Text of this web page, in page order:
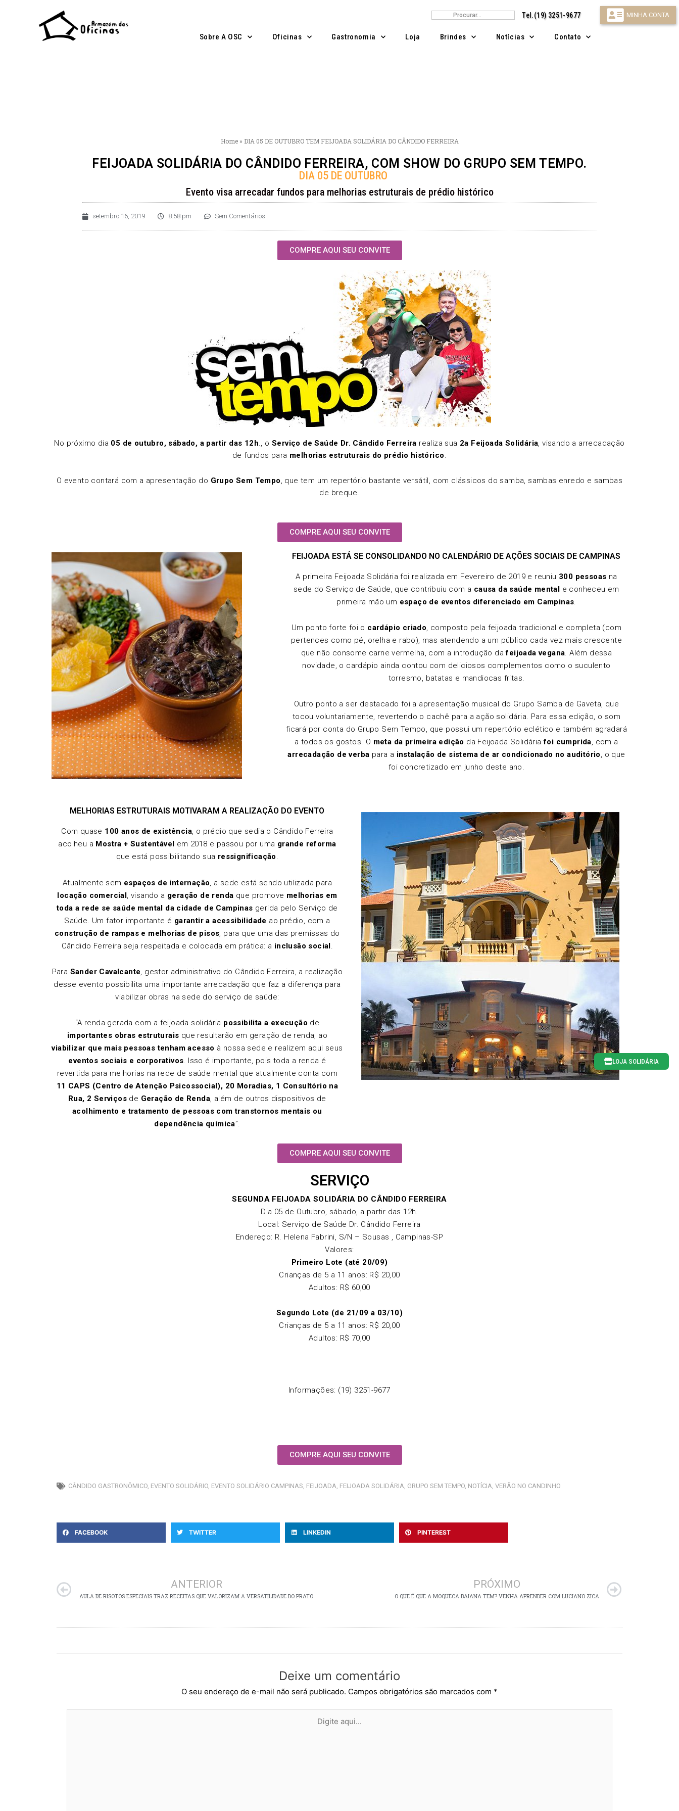
Pesquisar Tel.(19) 3251-9677 MINHA CONTA
Sobre A OSC Oficinas Gastronomia Loja Brindes Notícias Contato
Home» DIA 05 DE OUTUBRO TEM FEIJOADA SOLIDÁRIA DO CÂNDIDO FERREIRA
FEIJOADA SOLIDÁRIA DO CÂNDIDO FERREIRA, COM SHOW DO GRUPO SEM TEMPO.
DIA 05 DE OUTUBRO
Evento visa arrecadar fundos para melhorias estruturais de prédio histórico
setembro 16, 2019 8:58 pm Sem Comentários
COMPRE AQUI SEU CONVITE
No próximo dia 05 de outubro, sábado, a partir das 12h., o Serviço de Saúde Dr. Cândido Ferreira realiza sua 2a Feijoada Solidária, visando a arrecadação
de fundos para melhorias estruturais do prédio histórico.
O evento contará com a apresentação do Grupo Sem Tempo, que tem um repertório bastante versátil, com clássicos do samba, sambas enredo e sambas
de breque.
COMPRE AQUI SEU CONVITE
FEIJOADA ESTÁ SE CONSOLIDANDO NO CALENDÁRIO DE AÇÕES SOCIAIS DE CAMPINAS
A primeira Feijoada Solidária foi realizada em Fevereiro de 2019 e reuniu 300 pessoas na
sede do Serviço de Saúde, que contribuiu com a causa da saúde mental e conheceu em
primeira mão um espaço de eventos diferenciado em Campinas
Um ponto forte foi o cardápio criado, composto pela feijoada tradicional e completa (com
pertences como pé, orelha e rabo), mas atendendo a um público cada vez mais crescente
que não consome carne vermelha, com a introdução dafeijoada vegana. Além dessa
novidade, o cardápio ainda contou com deliciosos complementos como o suculento
torresmo, batatas e mandiocas fritas.
Outro ponto a ser destacado foi a apresentação musical do Grupo Samba de Gaveta, que
tocou voluntariamente, revertendo o cachê para a ação solidária. Para essa edição, o som
ficará por conta do Grupo Sem Tempo, que possui um repertório eclético e também agradará
a todos os gostos. O meta da primeira edição da Feijoada Solidáriafoi cumprida, com a
arrecadação de verba para a instalação de sistema de ar condicionado no auditório, o que
foi concretizado em junho deste ano.
MELHORIAS ESTRUTURAIS MOTIVARAM A REALIZAÇÃO DO EVENTO
Com quase 100 anos de existência, o prédio que sedia o Cândido Ferreira
acolheu a Mostra + Sustentável em 2018 e passou por uma grande reforma
que está possibilitando sua ressignificação.
Atualmente sem espaços de internação , a sede está sendo utilizada para
locação comercial , visando a geração de renda que promove melhorias em
toda a rede se saúde mental da cidade de Campinas gerida pelo Serviço de
Saúde. Um fator importante é garantir a acessibilidade ao prédio, com a
construção de rampas e melhorias de pisos , para que uma das premissas do
Cândido Ferreira seja respeitada e colocada em prática: a inclusão social
Para Sander Cavalcante, gestor administrativo do Cândido Ferreira, a realização
desse evento possibilita uma importante arrecadação que faz a diferença para
viabilizar obras na sede do serviço de saúde:
“A renda gerada com a feijoada solidária possibilita a execução de
importantes obras estruturais que resultarão em geração de renda, ao
viabilizar que mais pessoas tenham acesso à nossa sede e realizem aqui seus
eventos sociais e corporativos. Isso é importante, pois toda a renda é
revertida para melhorias na rede de saúde mental que atualmente conta com
11 CAPS (Centro de Atenção Psicossocial), 20 Moradias, 1 Consultório na
Rua, 2 Serviços de Geração de Renda, além de outros dispositivos de
acolhimento e tratamento de pessoas com transtornos mentais ou
dependência química”.
COMPRE AQUI SEU CONVITE
SERVIÇO
SEGUNDA FEIJOADA SOLIDÁRIA DO CÂNDIDO FERREIRA
Dia 05 de Outubro, sábado, a partir das 12h.
Local: Serviço de Saúde Dr. Cândido Ferreira
Endereço: R. Helena Fabrini, S/N – Sousas , Campinas-SP
Valores:
Primeiro Lote (até 20/09)
Crianças de 5 a 11 anos: R$ 20,00
Adultos: R$ 60,00
Segundo Lote (de 21/09 a 03/10)
Crianças de 5 a 11 anos: R$ 20,00
Adultos: R$ 70,00
Informações: (19) 3251-9677
COMPRE AQUI SEU CONVITE
CÂNDIDO GASTRONÔMICO, EVENTO SOLIDÁRIO, EVENTO SOLIDÁRIO CAMPINAS, FEIJOADA, FEIJOADA SOLIDÁRIA, GRUPO SEM TEMPO, NOTÍCIA, VERÃO NO CANDINHO
FACEBOOK TWITTER LINKEDIN PINTEREST
ANTERIOR
AULA DE RISOTOS ESPECIAIS TRAZ RECEITAS QUE VALORIZAM A VERSATILIDADE DO PRATO
PRÓXIMO
O QUE É QUE A MOQUECA BAIANA TEM? VENHA APRENDER COM LUCIANO ZICA
Deixe um comentário
O seu endereço de e-mail não será publicado. Campos obrigatórios são marcados com *
LOJA SOLIDÁRIA